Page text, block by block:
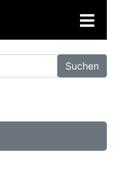
Suchen